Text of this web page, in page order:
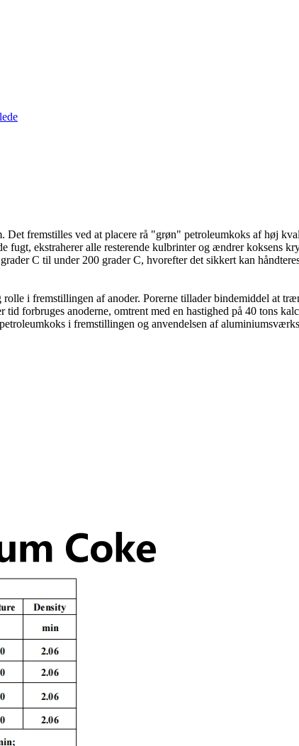
fremstilles ved at placere rå "grøn" petroleumkoks af høj
ekstraherer alle resterende kulbrinter og ændrer koksens
C til under 200 grader C, hvorefter det sikkert kan
i fremstillingen af ​​anoder. Porerne tillader bindemiddel at
forbruges anoderne, omtrent med en hastighed på 40 tons
i fremstillingen og anvendelsen af